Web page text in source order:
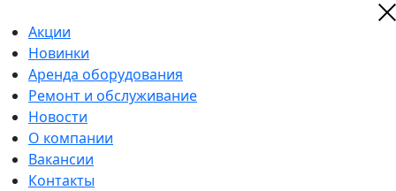
Акции
Новинки
Аренда оборудования
Ремонт и обслуживание
Новости
О компании
Вакансии
Контакты